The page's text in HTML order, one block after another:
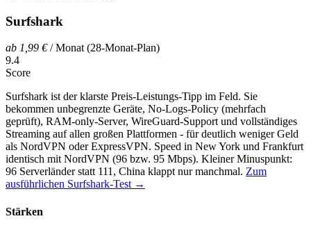
Surfshark
ab 1,99 €/ Monat (28-Monat-Plan)
9.4
Score
Surfshark ist der klarste Preis-Leistungs-Tipp im Feld. Sie
bekommen unbegrenzte Geräte, No-Logs-Policy (mehrfach
geprüft), RAM-only-Server, WireGuard-Support und vollständiges
Streaming auf allen großen Plattformen - für deutlich weniger Geld
als NordVPN oder ExpressVPN. Speed in New York und Frankfurt
identisch mit NordVPN (96 bzw. 95 Mbps). Kleiner Minuspunkt:
96 Serverländer statt 111, China klappt nur manchmal. Zum
ausführlichen Surfshark-Test →
Stärken